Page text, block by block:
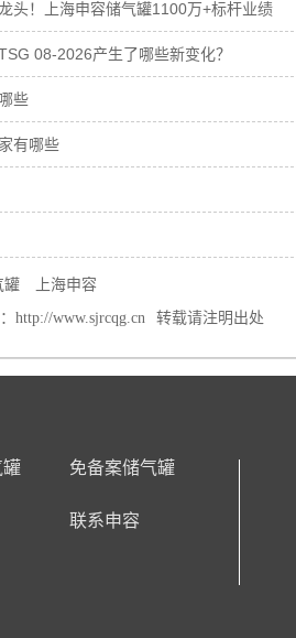
头！上海申容储气罐1100万+标杆业绩
08-2026产生了哪些新变化？
些
有哪些
罐
上海申容
http://www.sjrcqg.cn 转载请注明出处
免备案储气罐
联系申容